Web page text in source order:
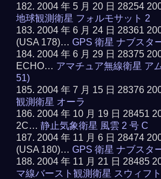
2004 年 5 月 20 日 28254
地球観測衛星 フォルモサット 2
2004 年 6 月 24 日 28361
(USA 178)…GPS 衛星 ナブスタ
2004 年 6 月 29 日 28375
ECHO… アマチュア無線衛星 ア
51)
2004 年 7 月 15 日 28376
観測衛星 オーラ
2004 年 10 月 19 日 28451
2C…静止気象衛星 風雲 2 号 C
2004 年 11 月 6 日 28474
(USA 180)…GPS 衛星 ナブスタ
2004 年 11 月 21 日 28485
マ線バースト観測衛星 スウィフト